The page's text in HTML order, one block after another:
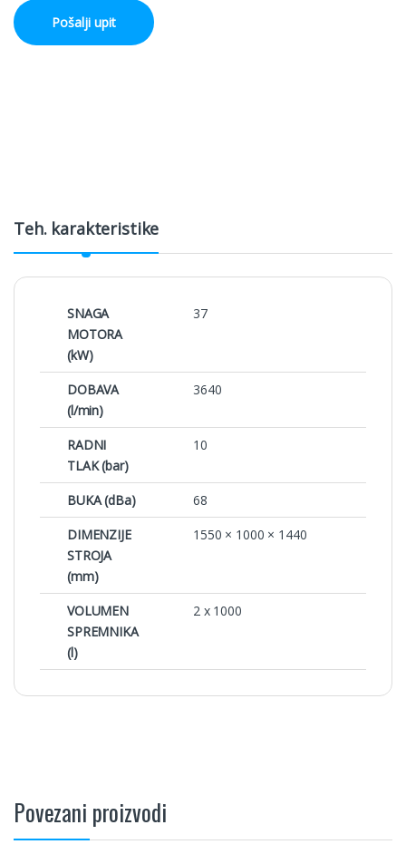
Pošalji upit
Teh. karakteristike
SNAGA
MOTORA
(kW)
37
DOBAVA
(l/min)
3640
RADNI
TLAK (bar)
10
BUKA (dBa)
68
DIMENZIJE
STROJA
(mm)
1550 × 1000 × 1440
VOLUMEN
SPREMNIKA
(l)
2 x 1000
Povezani proizvodi